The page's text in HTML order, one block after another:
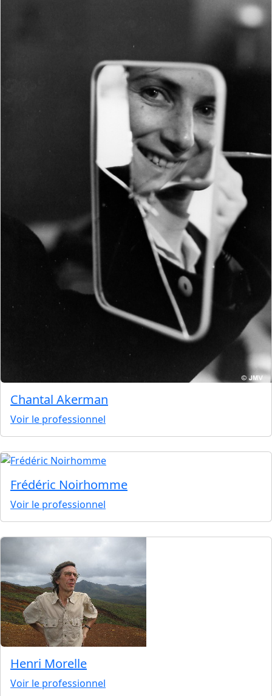
Chantal Akerman
Voir le professionnel
Frédéric Noirhomme
Voir le professionnel
Henri Morelle
Voir le professionnel